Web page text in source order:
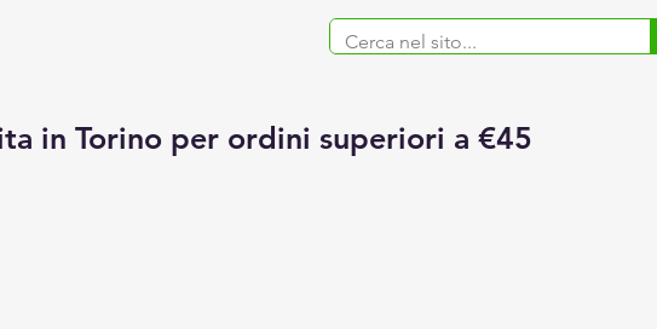
in Torino per ordini superiori a €45